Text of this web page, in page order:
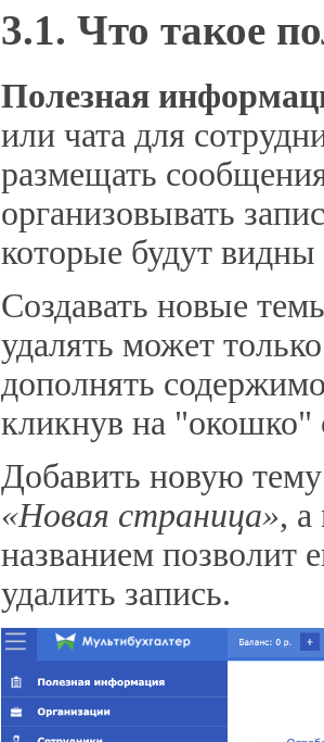
3.1. Что такое
Полезная
или чата для
размещать
организовывать
которые будут
Создавать новые
удалять может
дополнять
кликнув на "окошко"
Добавить новую
«Новая страница», а
названием позволит
удалить запись.